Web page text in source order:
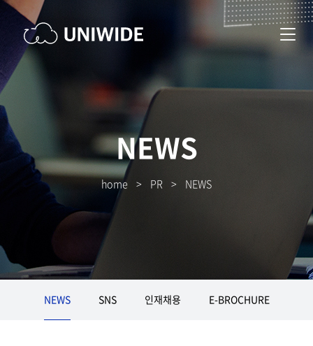
NEWS
home > PR > NEWS
NEWS SNS 인재채용 E-BROCHURE